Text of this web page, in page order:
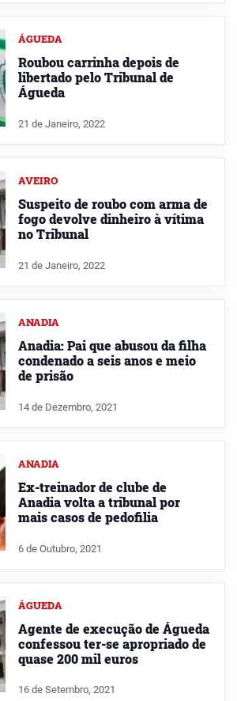
ÁGUEDA
Roubou carrinha depois de
libertado pelo Tribunal de
Águeda
21 de Janeiro, 2022
AVEIRO
Suspeito de roubo com arma de
fogo devolve dinheiro à vítima
no Tribunal
21 de Janeiro, 2022
ANADIA
Anadia: Pai que abusou da filha
condenado a seis anos e meio
de prisão
14 de Dezembro, 2021
ANADIA
Ex-treinador de clube de
Anadia volta a tribunal por
mais casos de pedofilia
6 de Outubro, 2021
ÁGUEDA
Agente de execução de Águeda
confessou ter-se apropriado de
quase 200 mil euros
16 de Setembro, 2021